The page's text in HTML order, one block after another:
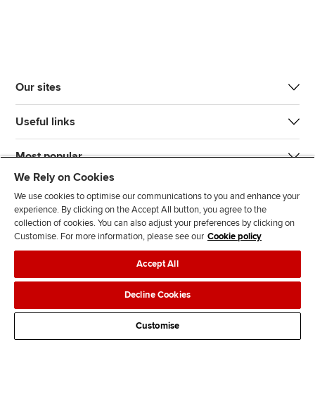
Our sites
Useful links
Most popular
J
n
s
F
l
l
o
w
F
l
o
w
T
T
k
F
d
s
Legal policiesData protection & cookies
AdvertisingSite mapContact us
We Rely on Cookies
We use cookies to optimise our communications to you and enhance your
experience. By clicking on the Accept All button, you agree to the
collection of cookies. You can also adjust your preferences by clicking on
Customise. For more information, please see our Cookie policy
Accept All
Decline Cookies
Customise